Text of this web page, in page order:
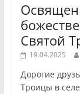
Святой
19.04.2025
Дорогие
Троицы в